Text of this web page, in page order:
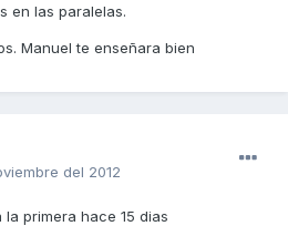
en las paralelas.
Manuel te enseñara bien
del 2012
primera hace 15 dias